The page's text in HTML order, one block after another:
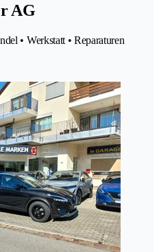
AG
• Werkstatt • Reparaturen